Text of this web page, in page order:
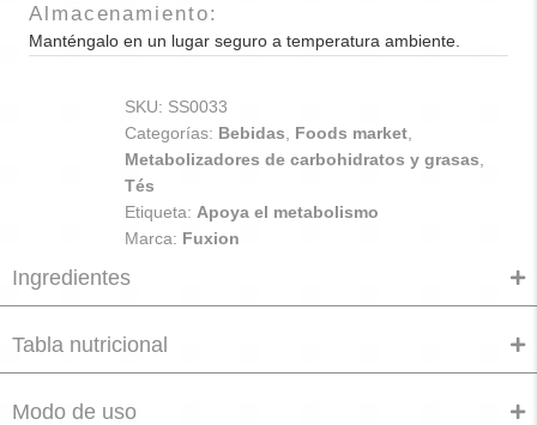
Almacenamiento:
Manténgalo en un lugar seguro a temperatura ambiente.
SKU: SS0033
Categorías: Bebidas Foods market
Metabolizadores de carbohidratos y grasas
Tés
Etiqueta: Apoya el metabolismo
Marca: Fuxion
Ingredientes
Tabla nutricional
Modo de uso